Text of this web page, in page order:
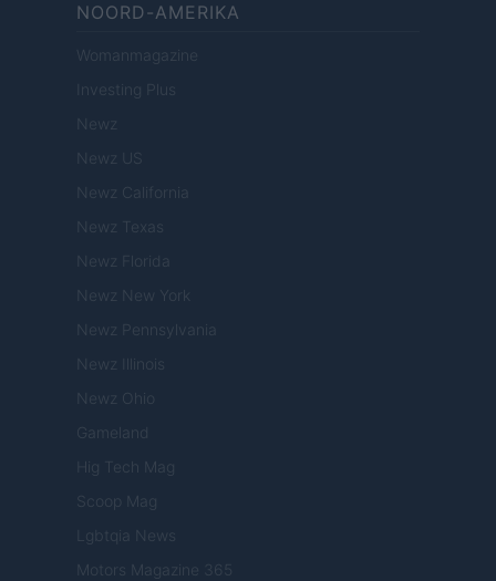
NOORD-AMERIKA
Womanmagazine
Investing Plus
Newz
Newz US
Newz California
Newz Texas
Newz Florida
Newz New York
Newz Pennsylvania
Newz Illinois
Newz Ohio
Gameland
Hig Tech Mag
Scoop Mag
Lgbtqia News
Motors Magazine 365